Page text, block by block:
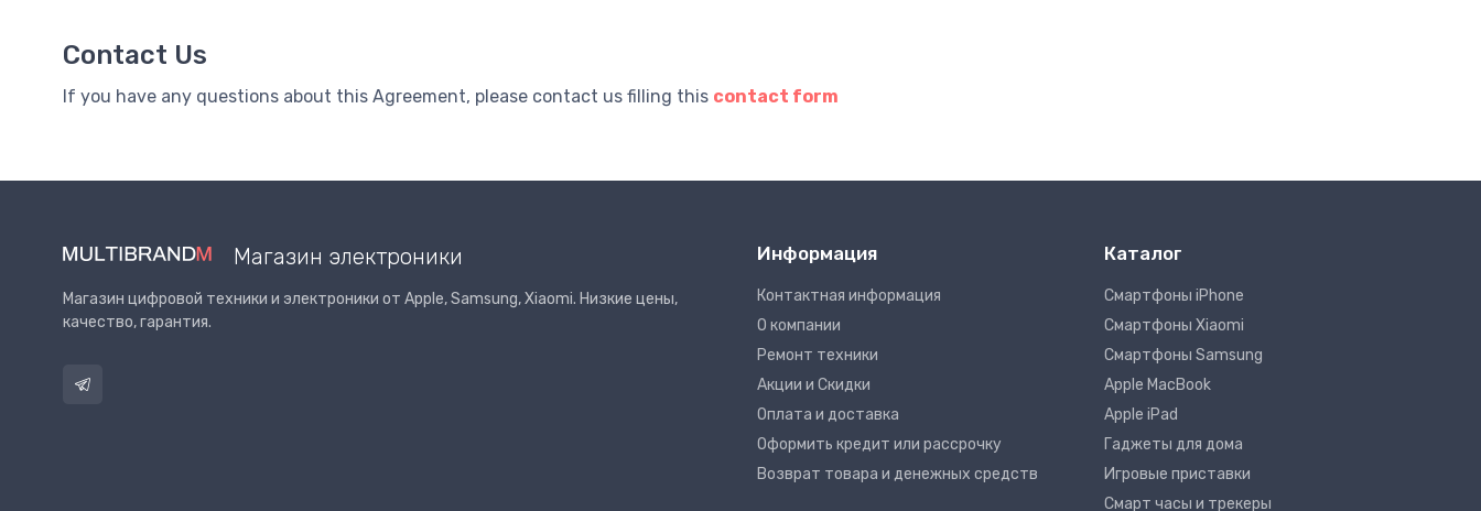
Contact Us
If you have any questions about this Agreement, please contact us filling this contact form
Магазин электроники
Магазин цифровой техники и электроники от Apple, Samsung, Xiaomi. Низкие цены,
качество, гарантия.
Информация
Контактная информация
О компании
Ремонт техники
Акции и Скидки
Оплата и доставка
Оформить кредит или рассрочку
Возврат товара и денежных средств
Каталог
Смартфоны iPhone
Смартфоны Xiaomi
Смартфоны Samsung
Apple MacBook
Apple iPad
Гаджеты для дома
Игровые приставки
Смарт часы и трекеры